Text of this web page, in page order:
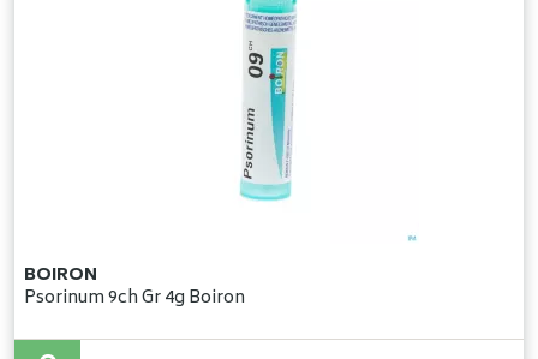
BOIRON
Psorinum 9ch Gr 4g Boiron